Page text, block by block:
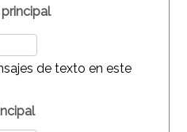
de texto en este